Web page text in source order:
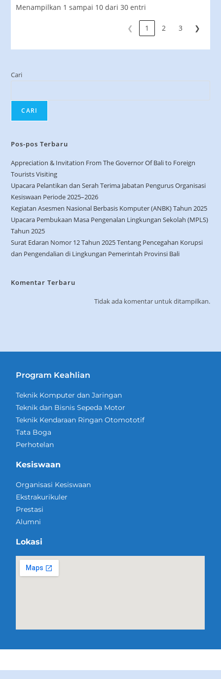
Menampilkan 1 sampai 10 dari 30 entri
❮ 1 2 3 ❯
Cari
CARI
Pos-pos Terbaru
Appreciation & Invitation From The Governor Of Bali to Foreign
Tourists Visiting
Upacara Pelantikan dan Serah Terima Jabatan Pengurus Organisasi
Kesiswaan Periode 2025–2026
Kegiatan Asesmen Nasional Berbasis Komputer (ANBK) Tahun 2025
Upacara Pembukaan Masa Pengenalan Lingkungan Sekolah (MPLS)
Tahun 2025
Surat Edaran Nomor 12 Tahun 2025 Tentang Pencegahan Korupsi
dan Pengendalian di Lingkungan Pemerintah Provinsi Bali
Komentar Terbaru
Tidak ada komentar untuk ditampilkan.
Program Keahlian
Teknik Komputer dan Jaringan
Teknik dan Bisnis Sepeda Motor
Teknik Kendaraan Ringan Otomototif
Tata Boga
Perhotelan
Kesiswaan
Organisasi Kesiswaan
Ekstrakurikuler
Prestasi
Alumni
Lokasi